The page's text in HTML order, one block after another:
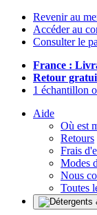
Revenir au
Accéder au
Consulter le
France :
Retour
1 échantillon
Aide
Où est
Retours
Frais
Modes
Nous
Toutes